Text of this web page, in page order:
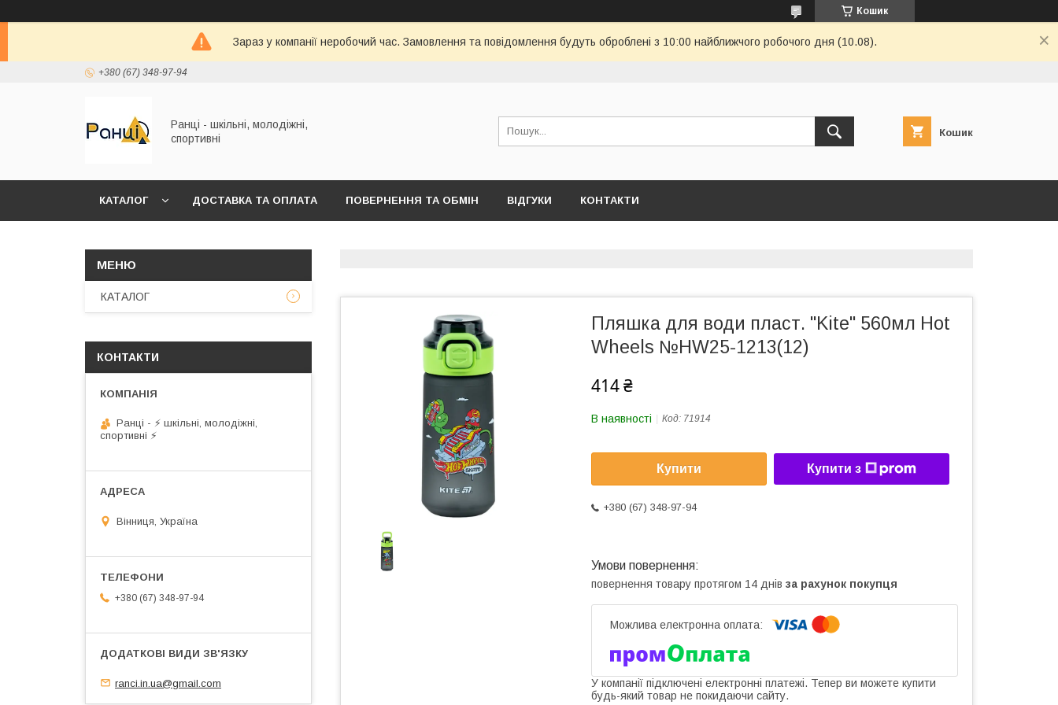
Кошик
Зараз у компанії неробочий час. Замовлення та повідомлення будуть оброблені з 10:00 найближчого робочого дня (10.08).
+380 (67) 348-97-94
Ранці - шкільні, молодіжні,
спортивні
Кошик
КАТАЛОГ ДОСТАВКА ТА ОПЛАТА ПОВЕРНЕННЯ ТА ОБМІН ВІДГУКИ КОНТАКТИ
Пляшка для води пласт. "Kite" 560мл Hot
Wheels №HW25-1213(12)
414 ₴
В наявності Код: 71914
Купити Купити з
+380 (67) 348-97-94
повернення товару протягом 14 днів за рахунок покупця
У компанії підключені електронні платежі. Тепер ви можете купити
будь-який товар не покидаючи сайту.
КАТАЛОГ
КОНТАКТИ
Ранці - ⚡ шкільні, молодіжні,
спортивні ⚡
Вінниця, Україна
+380 (67) 348-97-94
ranci.in.ua@gmail.com